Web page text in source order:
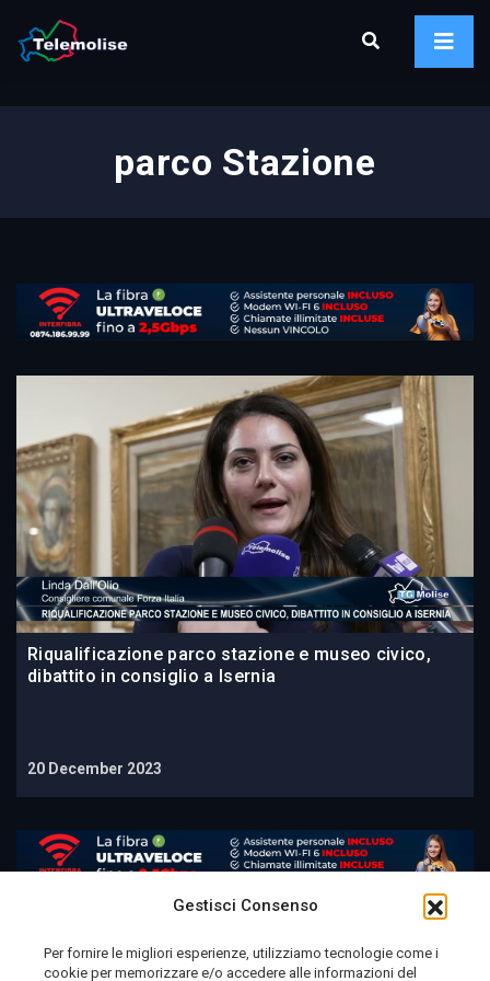
Gestisci Consenso
Per fornire le migliori esperienze, utilizziamo tecnologie come i
cookie per memorizzare e/o accedere alle informazioni del
parco Stazione
Riqualificazione parco stazione e museo civico,
dibattito in consiglio a Isernia
20 December 2023